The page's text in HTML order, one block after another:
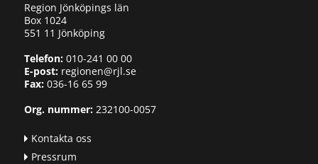
Region Jönköpings län
Box 1024
551 11 Jönköping
Telefon:010-241 00 00
E-post:regionen@rjl.se
Fax: 036-16 65 99
Org. nummer:232100-0057
Kontakta oss
Pressrum